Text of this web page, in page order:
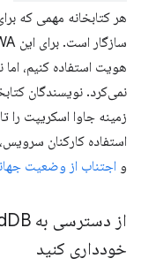
هر کتابخانه مهمی که
سازگار است. برای این PWA خاص، ما می‌خواستیم از
هویت استفاده کنیم،
نمی‌کرد. نویسندگان
زمینه جاوا اسکریپت را
و اجتناب از وضعیت
از دسترسی به Indexed
خودداری کنید